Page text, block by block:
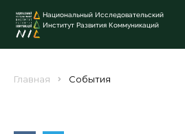
Национальный Исследовательский
Институт Развития Коммуникаций
Главная События